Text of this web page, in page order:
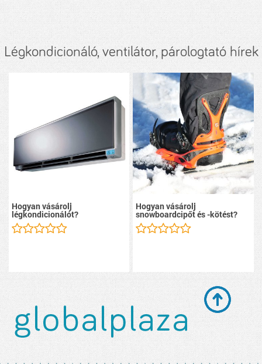
Légkondicionáló, ventilátor, párologtató hírek
Hogyan vásárolj
légkondicionálót?
Hogyan vásárolj
snowboardcipőt és -kötést?